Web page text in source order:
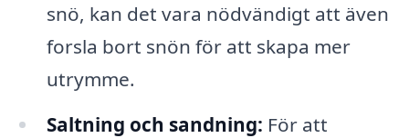
snö, kan det vara nödvändigt att även
forsla bort snön för att skapa mer
utrymme.
Saltning och sandning: För att